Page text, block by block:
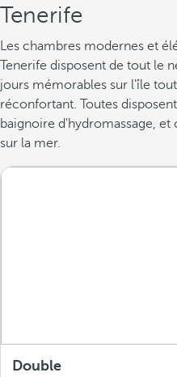
Tenerife
Les chambres modernes et
Tenerife disposent de tout le
jours mémorables sur l'île
réconfortant. Toutes
baignoire d'hydromassage,
sur la mer.
Double